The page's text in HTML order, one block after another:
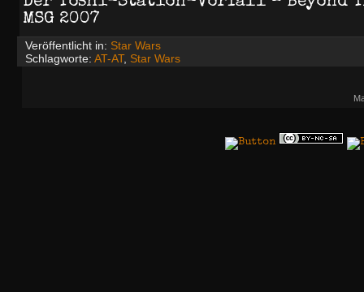
MSG 2007
Veröffentlicht in: Star Wars
Schlagworte: AT-AT, Star Wars